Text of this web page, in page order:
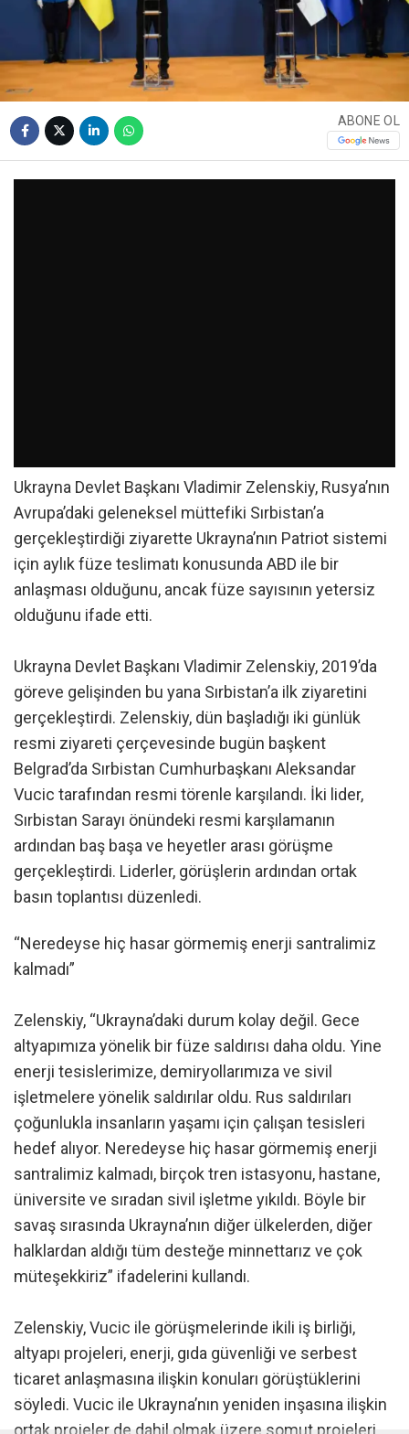
ABONE OL
Ukrayna Devlet Başkanı Vladimir Zelenskiy, Rusya’nın
Avrupa’daki geleneksel müttefiki Sırbistan’a
gerçekleştirdiği ziyarette Ukrayna’nın Patriot sistemi
için aylık füze teslimatı konusunda ABD ile bir
anlaşması olduğunu, ancak füze sayısının yetersiz
olduğunu ifade etti.
Ukrayna Devlet Başkanı Vladimir Zelenskiy, 2019’da
göreve gelişinden bu yana Sırbistan’a ilk ziyaretini
gerçekleştirdi. Zelenskiy, dün başladığı iki günlük
resmi ziyareti çerçevesinde bugün başkent
Belgrad’da Sırbistan Cumhurbaşkanı Aleksandar
Vucic tarafından resmi törenle karşılandı. İki lider,
Sırbistan Sarayı önündeki resmi karşılamanın
ardından baş başa ve heyetler arası görüşme
gerçekleştirdi. Liderler, görüşlerin ardından ortak
basın toplantısı düzenledi.
“Neredeyse hiç hasar görmemiş enerji santralimiz
kalmadı”
Zelenskiy, “Ukrayna’daki durum kolay değil. Gece
altyapımıza yönelik bir füze saldırısı daha oldu. Yine
enerji tesislerimize, demiryollarımıza ve sivil
işletmelere yönelik saldırılar oldu. Rus saldırıları
çoğunlukla insanların yaşamı için çalışan tesisleri
hedef alıyor. Neredeyse hiç hasar görmemiş enerji
santralimiz kalmadı, birçok tren istasyonu, hastane,
üniversite ve sıradan sivil işletme yıkıldı. Böyle bir
savaş sırasında Ukrayna’nın diğer ülkelerden, diğer
halklardan aldığı tüm desteğe minnettarız ve çok
müteşekkiriz” ifadelerini kullandı.
Zelenskiy, Vucic ile görüşmelerinde ikili iş birliği,
altyapı projeleri, enerji, gıda güvenliği ve serbest
ticaret anlaşmasına ilişkin konuları görüştüklerini
söyledi. Vucic ile Ukrayna’nın yeniden inşasına ilişkin